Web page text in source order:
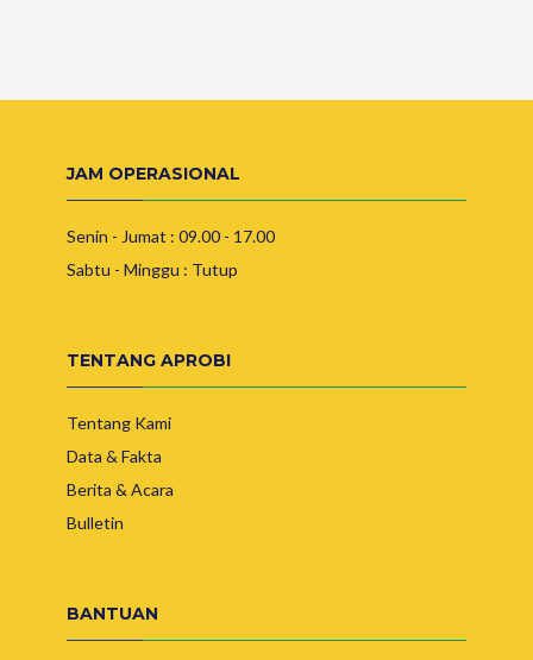
JAM OPERASIONAL
Senin - Jumat : 09.00 - 17.00
Sabtu - Minggu : Tutup
TENTANG APROBI
Tentang Kami
Data & Fakta
Berita & Acara
Bulletin
BANTUAN